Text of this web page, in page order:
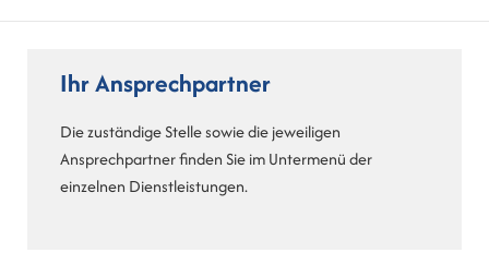
Ihr Ansprechpartner
Die zuständige Stelle sowie die jeweiligen
Ansprechpartner finden Sie im Untermenü der
einzelnen Dienstleistungen.